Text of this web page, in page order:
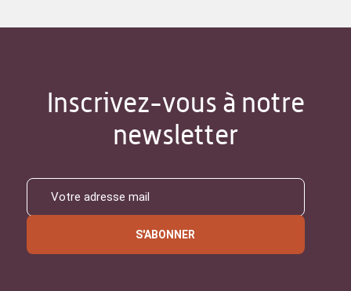
Inscrivez-vous à notre
newsletter
S'ABONNER